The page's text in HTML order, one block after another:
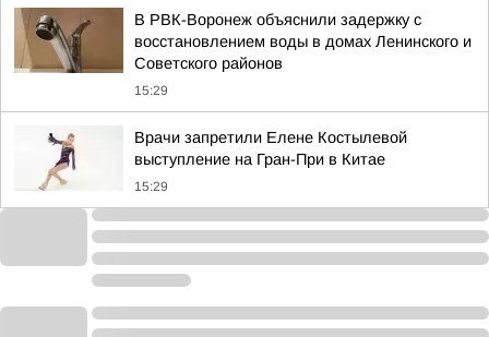
В РВК-Воронеж объяснили задержку с
восстановлением воды в домах Ленинского и
Советского районов
15:29
Врачи запретили Елене Костылевой
выступление на Гран-При в Китае
15:29